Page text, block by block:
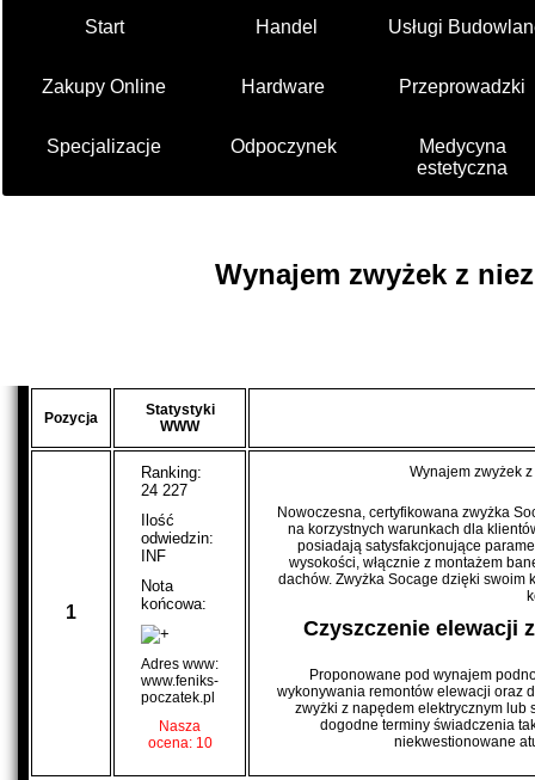
Start Handel Usługi
Zakupy Online Hardware Przeprowadzki
Specjalizacje Odpoczynek
Medycyna
estetyczna
Wynajem zwyżek z
Pozycja
Statystyki
WWW
1
Ranking:
24 227
Ilość
odwiedzin:
INF
Nota
końcowa:
Adres www:
www.feniks-
poczatek.pl
Nasza
ocena: 10
Wynajem zwyżek
Nowoczesna, certyfikowana zwyżka
na korzystnych warunkach dla
posiadają satysfakcjonujące
wysokości, włącznie z montażem
dachów. Zwyżka Socage dzięki swoim
Czyszczenie elewacji
Proponowane pod wynajem
wykonywania remontów elewacji oraz
zwyżki z napędem elektrycznym
dogodne terminy świadczenia
niekwestionowane